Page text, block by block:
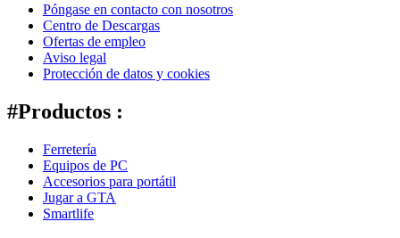
Póngase en contacto con nosotros
Centro de Descargas
Ofertas de empleo
Aviso legal
Protección de datos y cookies
#Productos :
Ferretería
Equipos de PC
Accesorios para portátil
Jugar a GTA
Smartlife